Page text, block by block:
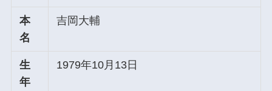
本
名
吉岡大輔
生
年
1979年10月13日